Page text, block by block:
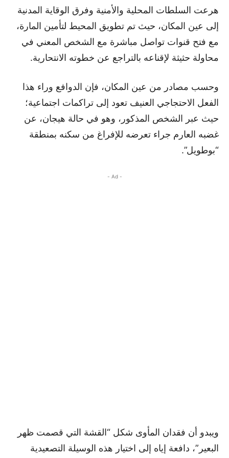
هرعت السلطات المحلية والأمنية وفرق الوقاية المدنية
إلى عين المكان، حيث تم تطويق المحيط لتأمين المارة،
مع فتح قنوات تواصل مباشرة مع الشخص المعني في
محاولة حثيثة لإقناعه بالتراجع عن خطوته الانتحارية.
وحسب مصادر من عين المكان، فإن الدوافع وراء هذا
الفعل الاحتجاجي العنيف تعود إلى تراكمات اجتماعية؛
حيث عبر الشخص المذكور، وهو في حالة هيجان، عن
غضبه العارم جراء تعرضه للإفراغ من سكنه بمنطقة
“بوطويل”.
- Ad -
ويبدو أن فقدان المأوى شكل “القشة التي قصمت ظهر
البعير”، دافعة إياه إلى اختيار هذه الوسيلة التصعيدية